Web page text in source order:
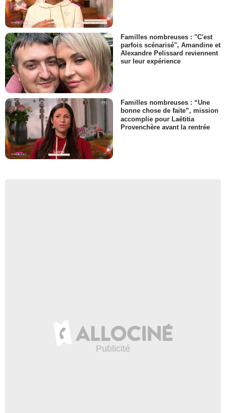
Familles nombreuses : "C'est
parfois scénarisé", Amandine et
Alexandre Pelissard reviennent
sur leur expérience
Familles nombreuses : “Une
bonne chose de faite”, mission
accomplie pour Laëtitia
Provenchère avant la rentrée